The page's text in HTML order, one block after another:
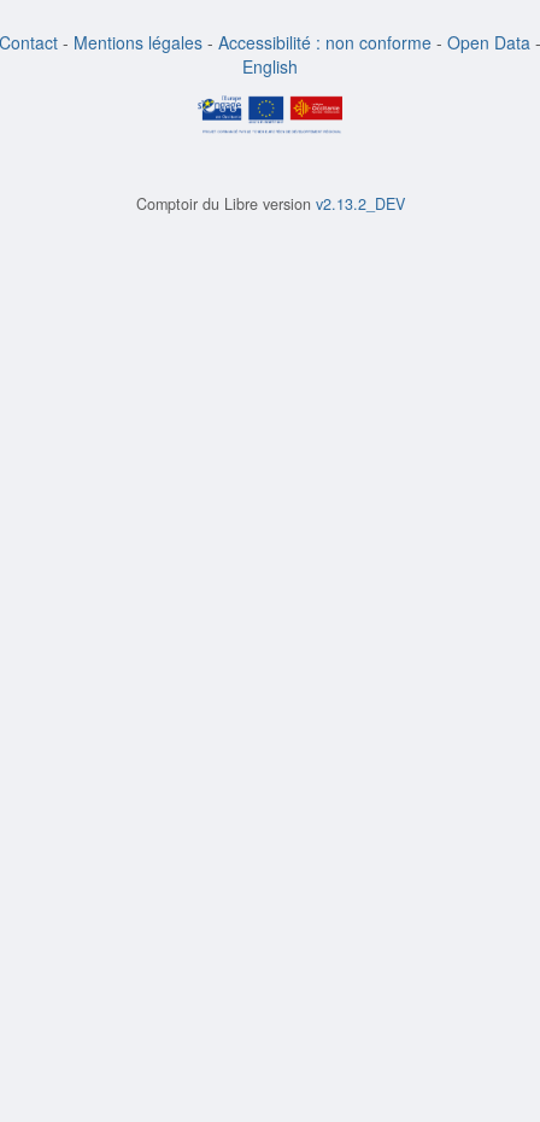
Contact - Mentions légales - Accessibilité : non conforme - Open Data -
English
Comptoir du Libre version v2.13.2_DEV